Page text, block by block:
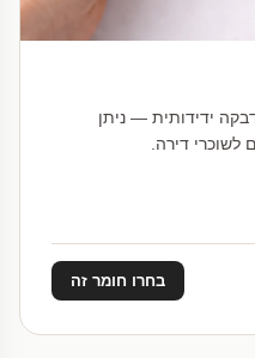
ידידותית — ניתן
דירה.
בחרו חומר זה